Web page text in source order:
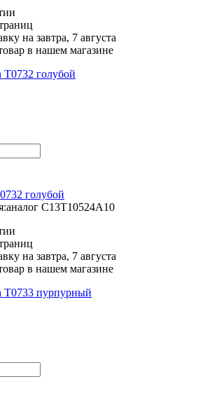
на завтра, 7 августа
в нашем магазине
голубой
аналог C13T10524A10
на завтра, 7 августа
в нашем магазине